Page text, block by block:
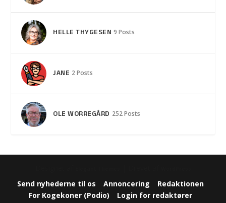
HELLE THYGESEN 9 Posts
JANE 2 Posts
OLE WORREGÅRD 252 Posts
Send nyhederne til os Annoncering
Redaktionen
For Kogekoner (Podio)
Login for redaktører